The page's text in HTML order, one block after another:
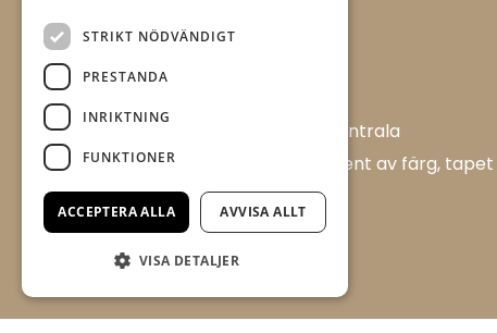
Allt i Färg AB är en färghandel i centrala
Ulricehamn med ett brett sortiment av färg, tapet
och tillbehör.
STRIKT NÖDVÄNDIGT
PRESTANDA
INRIKTNING
FUNKTIONER
ACCEPTERA ALLA AVVISA ALLT
VISA DETALJER